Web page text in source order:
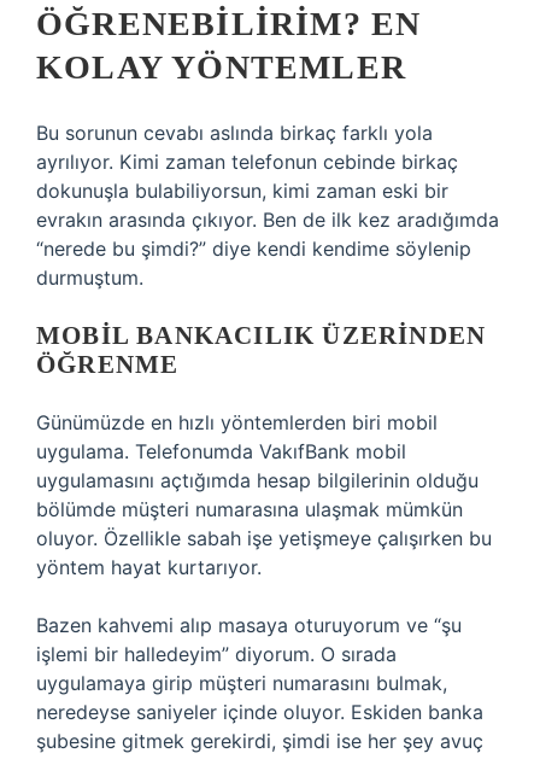
ÖĞRENEBILIRIM? EN
KOLAY YÖNTEMLER
Bu sorunun cevabı aslında birkaç farklı yola
ayrılıyor. Kimi zaman telefonun cebinde birkaç
dokunuşla bulabiliyorsun, kimi zaman eski bir
evrakın arasında çıkıyor. Ben de ilk kez aradığımda
“nerede bu şimdi?” diye kendi kendime söylenip
durmuştum.
MOBIL BANKACILIK ÜZERINDEN
ÖĞRENME
Günümüzde en hızlı yöntemlerden biri mobil
uygulama. Telefonumda VakıfBank mobil
uygulamasını açtığımda hesap bilgilerinin olduğu
bölümde müşteri numarasına ulaşmak mümkün
oluyor. Özellikle sabah işe yetişmeye çalışırken bu
yöntem hayat kurtarıyor.
Bazen kahvemi alıp masaya oturuyorum ve “şu
işlemi bir halledeyim” diyorum. O sırada
uygulamaya girip müşteri numarasını bulmak,
neredeyse saniyeler içinde oluyor. Eskiden banka
şubesine gitmek gerekirdi, şimdi ise her şey avuç